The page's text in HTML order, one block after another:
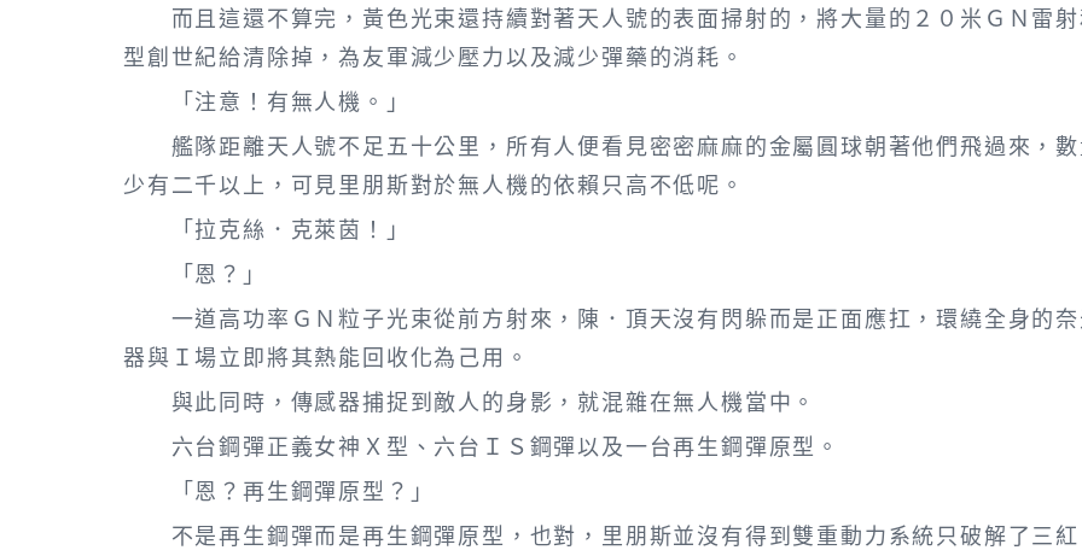
而且這還不算完，黃色光束還持續對著天人號的表面掃射的，將大量的２０米ＧＮ雷
型創世紀給清除掉，為友軍減少壓力以及減少彈藥的消耗。
「注意！有無人機。」
艦隊距離天人號不足五十公里，所有人便看見密密麻麻的金屬圓球朝著他們飛過來，數
少有二千以上，可見里朋斯對於無人機的依賴只高不低呢。
「拉克絲．克萊茵！」
「恩？」
一道高功率ＧＮ粒子光束從前方射來，陳．頂天沒有閃躲而是正面應扛，環繞全身的奈
器與Ｉ場立即將其熱能回收化為己用。
與此同時，傳感器捕捉到敵人的身影，就混雜在無人機當中。
六台鋼彈正義女神Ｘ型、六台ＩＳ鋼彈以及一台再生鋼彈原型。
「恩？再生鋼彈原型？」
不是再生鋼彈而是再生鋼彈原型，也對，里朋斯並沒有得到雙重動力系統只破解了三